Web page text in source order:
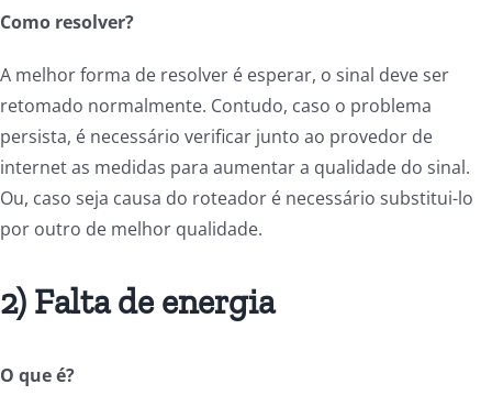
Como resolver?
A melhor forma de resolver é esperar, o sinal deve ser
retomado normalmente. Contudo, caso o problema
persista, é necessário verificar junto ao provedor de
internet as medidas para aumentar a qualidade do sinal.
Ou, caso seja causa do roteador é necessário substitui-lo
por outro de melhor qualidade.
2) Falta de energia
O que é?